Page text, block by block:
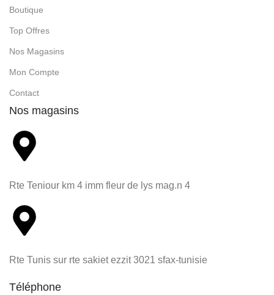
Boutique
Top Offres
Nos Magasins
Mon Compte
Contact
Nos magasins
Rte Teniour km 4 imm fleur de lys mag.n 4
Rte Tunis sur rte sakiet ezzit 3021 sfax-tunisie
Téléphone